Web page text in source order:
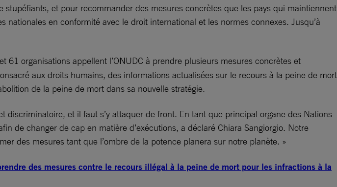
et pour recommander des mesures concrètes que les pays qui maintiennent
en conformité avec le droit international et les normes connexes. Jusqu’à
organisations appellent l’ONUDC à prendre plusieurs mesures concrètes et
aux droits humains, des informations actualisées sur le recours à la peine de mort
de la peine de mort dans sa nouvelle stratégie.
et il faut s’y attaquer de front. En tant que principal organe des Nations
de changer de cap en matière d’exécutions, a déclaré Chiara Sangiorgio. Notre
des mesures tant que l’ombre de la potence planera sur notre planète. »
des mesures contre le recours illégal à la peine de mort pour les infractions à la